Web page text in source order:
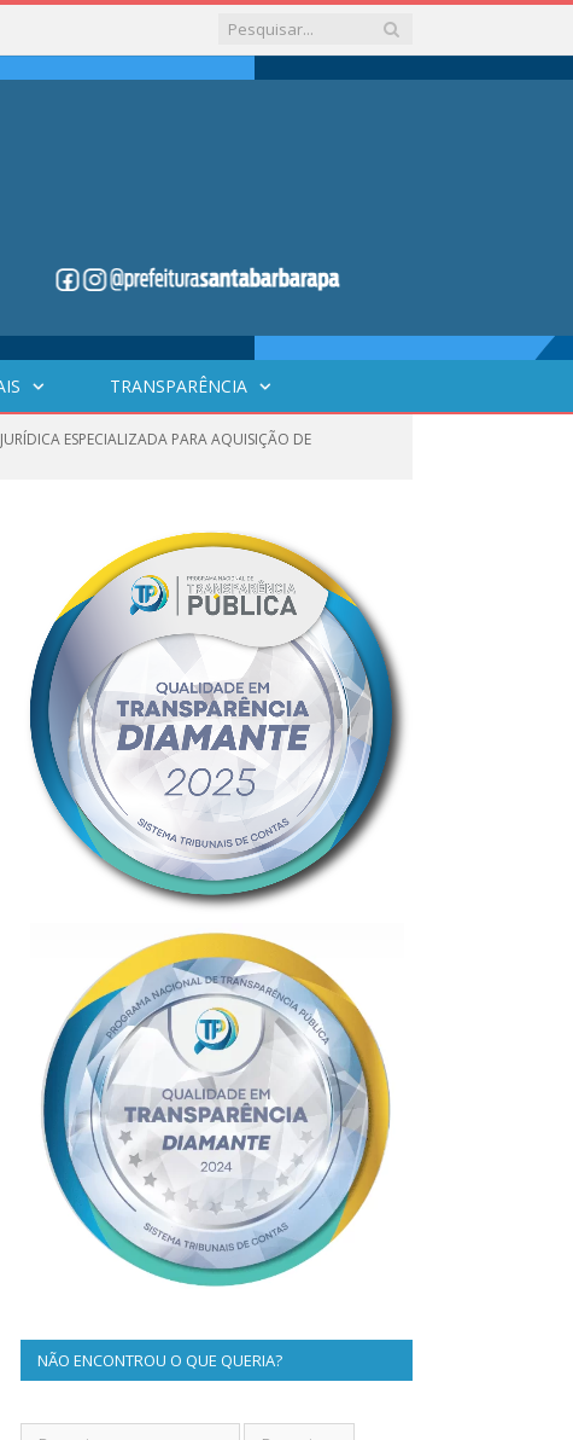
TRANSPARÊNCIA
ESPECIALIZADA PARA AQUISIÇÃO DE
NÃO ENCONTROU O QUE QUERIA?